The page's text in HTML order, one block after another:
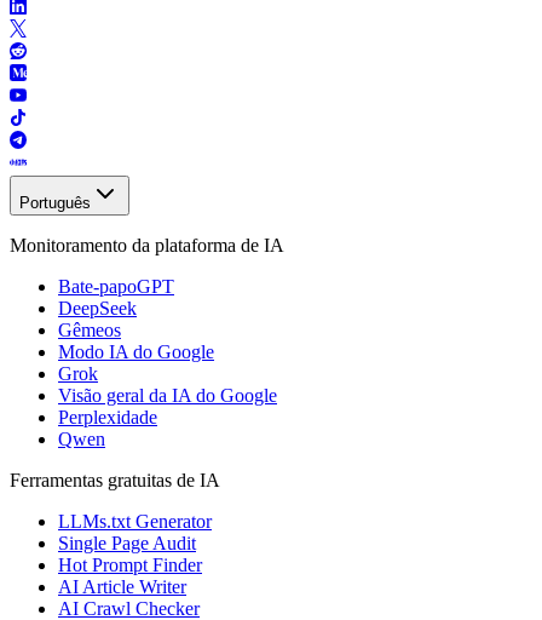
Português
Monitoramento da plataforma de IA
Bate-papoGPT
DeepSeek
Gêmeos
Modo IA do Google
Grok
Visão geral da IA ​​do Google
Perplexidade
Qwen
Ferramentas gratuitas de IA
LLMs.txt Generator
Single Page Audit
Hot Prompt Finder
AI Article Writer
AI Crawl Checker